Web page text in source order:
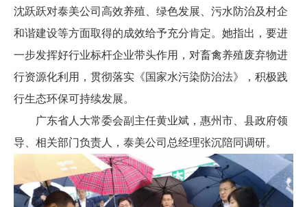
沈跃跃对泰美公司高效养殖、绿色发展、污水防治及村企
和谐建设等方面取得的成效给予充分肯定。 她指出，要进
一步发挥好行业标杆企业带头作用，对畜禽养殖废弃物进
行资源化利用，贯彻落实《国家水污染防治法》，积极践
行生态环保可持续发展。
广东省人大常委会副主任黄业斌，惠州市、县政府领
导、相关部门负责人，泰美公司总经理张沉陪同调研。